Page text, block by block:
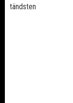
tändsten